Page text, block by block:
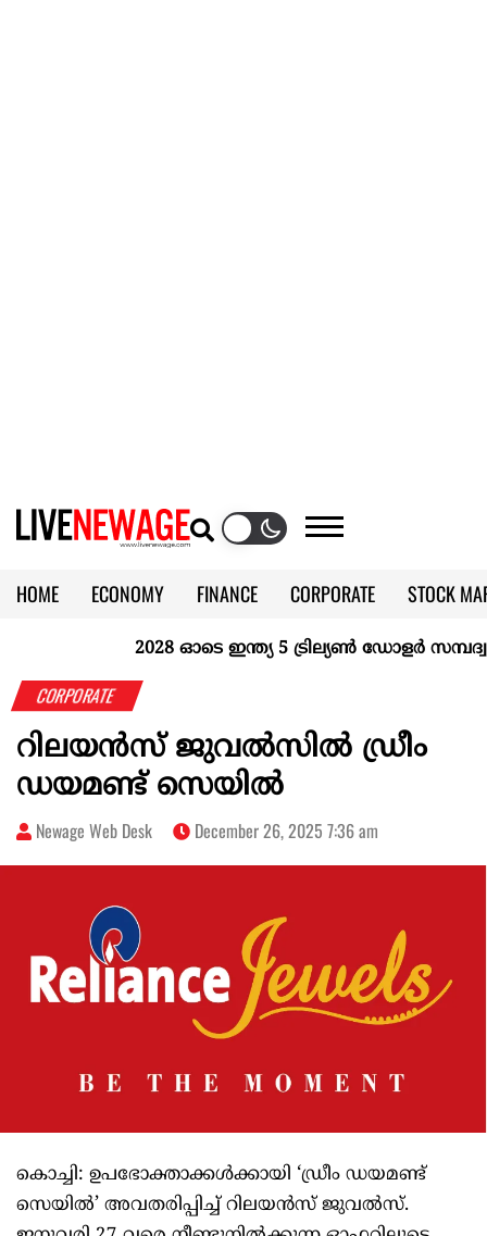
HOME ECONOMY FINANCE CORPORATE
STOCK
KERALA @70
2028 ഓടെ ഇന്ത്യ 5 ട്രില്യണ്‍ ഡോളര്‍
CORPORATE
റിലയൻസ് ജുവൽസിൽ ഡ്രീം
ഡയമണ്ട് സെയിൽ
Newage Web Desk December 26, 2025 7:36 am
കൊച്ചി: ഉപഭോക്താക്കൾക്കായി ‘ഡ്രീം ഡയമണ്ട്
സെയിൽ’ അവതരിപ്പിച്ച് റിലയൻസ് ജുവൽസ്.